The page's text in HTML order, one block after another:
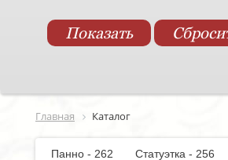
Главная Каталог
Панно - 262 Статуэтка - 256